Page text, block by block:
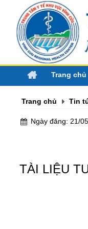
Trang chủ
Trang chủ Tin
Ngày đăng: 21/
TÀI LIỆU